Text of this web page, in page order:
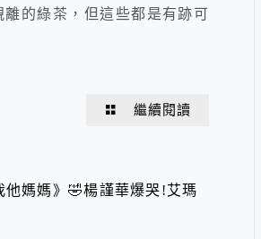
的綠茶，但這些都是有跡可
繼續閱讀
他媽媽》🤣楊謹華爆哭!艾瑪